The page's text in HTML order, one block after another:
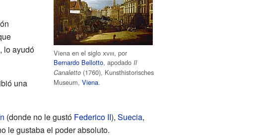
Viena en el sigloxviii, por
Bernardo Bellotto, apodadoIl
Canaletto (1760), Kunsthistorisches
Museum,Viena.
lo ayudó
una
(donde no le gustó Federico II), Suecia,
le gustaba el poder absoluto.